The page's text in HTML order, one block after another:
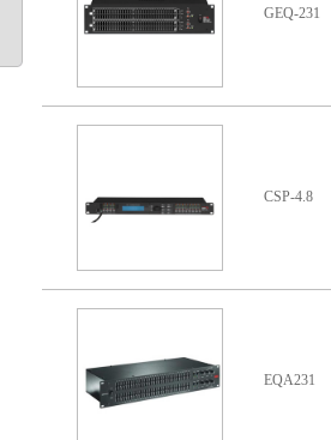
GEQ-231
CSP-4.8
EQA231